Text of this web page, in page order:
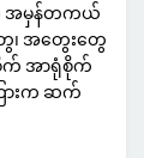
အမှန်တကယ်
၊ အတွေးတွေ
က် အာရုံစိုက်
ားက ဆက်